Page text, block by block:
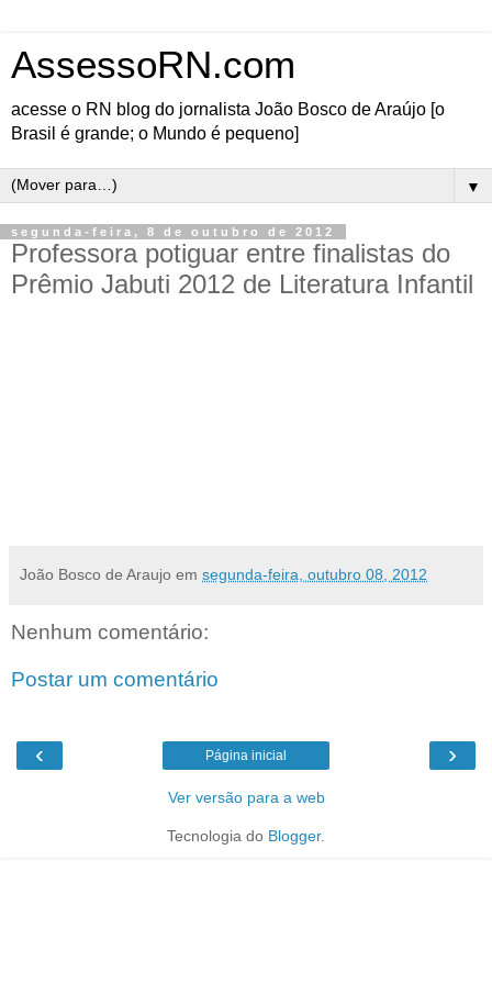
AssessoRN.com
acesse o RN blog do jornalista João Bosco de Araújo [o
Brasil é grande; o Mundo é pequeno]
▼
segunda-feira, 8 de outubro de 2012
Professora potiguar entre finalistas do
Prêmio Jabuti 2012 de Literatura Infantil
João Bosco de Araujo em segunda-feira, outubro 08, 2012
Nenhum comentário:
Postar um comentário
‹ ›
Página inicial
Ver versão para a web
Tecnologia do Blogger.